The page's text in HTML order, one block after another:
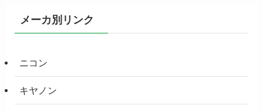
メーカ別リンク
ニコン
キヤノン